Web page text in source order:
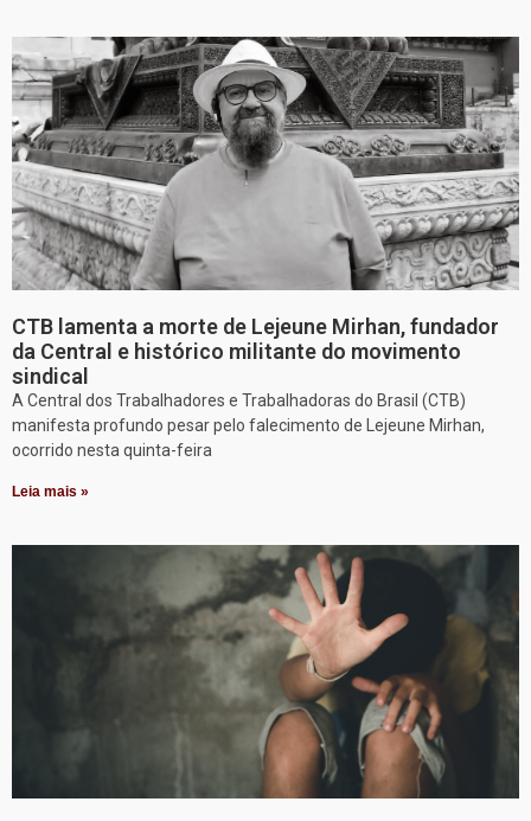
CTB lamenta a morte de Lejeune Mirhan, fundador
da Central e histórico militante do movimento
sindical
A Central dos Trabalhadores e Trabalhadoras do Brasil (CTB)
manifesta profundo pesar pelo falecimento de Lejeune Mirhan,
ocorrido nesta quinta-feira
Leia mais »